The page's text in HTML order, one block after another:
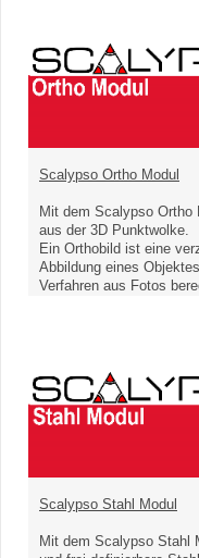
Scalypso Ortho Modul
Mit dem Scalypso Ortho
aus der 3D Punktwolke.
Ein Orthobild ist eine
Abbildung eines
Verfahren aus Fotos
Scalypso Stahl Modul
Mit dem Scalypso Stahl